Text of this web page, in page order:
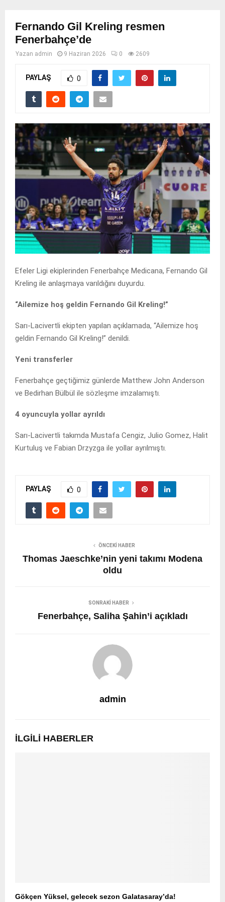
Fernando Gil Kreling resmen
Fenerbahçe’de
Yazan admin 9 Haziran 2026 0 2609
PAYLAŞ 0
Efeler Ligi ekiplerinden Fenerbahçe Medicana, Fernando Gil
Kreling ile anlaşmaya varıldığını duyurdu.
“Ailemize hoş geldin Fernando Gil Kreling!”
Sarı-Lacivertli ekipten yapılan açıklamada, “Ailemize hoş
geldin Fernando Gil Kreling!” denildi.
Yeni transferler
Fenerbahçe geçtiğimiz günlerde Matthew John Anderson
ve Bedirhan Bülbül ile sözleşme imzalamıştı.
4 oyuncuyla yollar ayrıldı
Sarı-Lacivertli takımda Mustafa Cengiz, Julio Gomez, Halit
Kurtuluş ve Fabian Drzyzga ile yollar ayrılmıştı.
PAYLAŞ 0
ÖNCEKI HABER
Thomas Jaeschke’nin yeni takımı Modena
oldu
SONRAKI HABER
Fenerbahçe, Saliha Şahin’i açıkladı
admin
İLGILI HABERLER
Gökçen Yüksel, gelecek sezon Galatasaray’da!